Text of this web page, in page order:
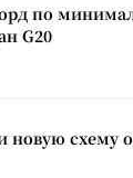
по
G20
схему